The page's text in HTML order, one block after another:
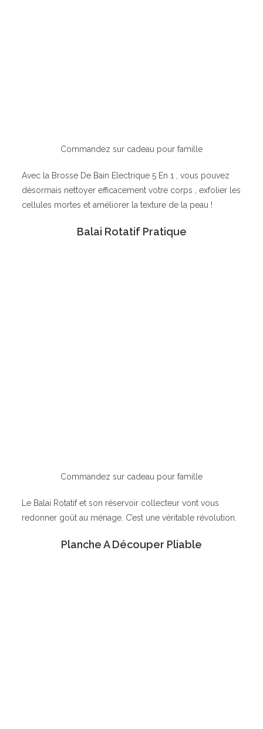
Commandez sur cadeau pour famille
Avec la Brosse De Bain Electrique 5 En 1 , vous pouvez
désormais nettoyer efficacement votre corps , exfolier les
cellules mortes et améliorer la texture de la peau !
Balai Rotatif Pratique
Commandez sur cadeau pour famille
Le Balai Rotatif et son réservoir collecteur vont vous
redonner goût au ménage. C’est une véritable révolution.
Planche A Découper Pliable